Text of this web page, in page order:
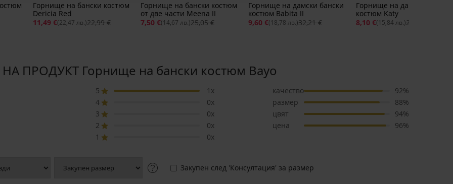
Горнище на бански костюм
Dericia Red
11,49 €(22,47 лв.)22,99 €
Горнище на бански костюм
от две части Meena II
7,50 €(14,67 лв.)25,05 €
Горнище на дамски бански
костюм Babita II
9,60 €(18,78 лв.)32,21 €
Горнище на дамски бански
костюм Katy
8,10 €(15,84 лв.)27,09 €
ПРОДУКТ Горнище на бански костюм Bayo
5
1x
4
0x
3
0x
2
0x
1
0x
качество
92%
размер
88%
цвят
94%
цена
96%
Закупен след 'Консултация' за размер